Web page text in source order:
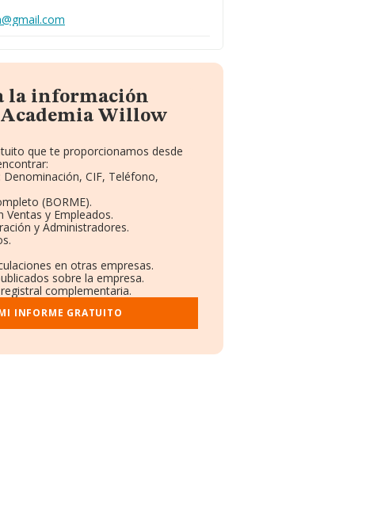
la información
Willow
que te proporcionamos desde
CIF, Teléfono,
(BORME).
Ventas y Empleados.
y Administradores.
en otras empresas.
sobre la empresa.
complementaria.
INFORME GRATUITO